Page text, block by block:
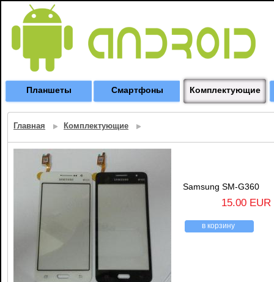
Планшеты Смартфоны Комплектующие
Главная Комплектующие
Samsung SM-G360
15.00 EUR
в корзину